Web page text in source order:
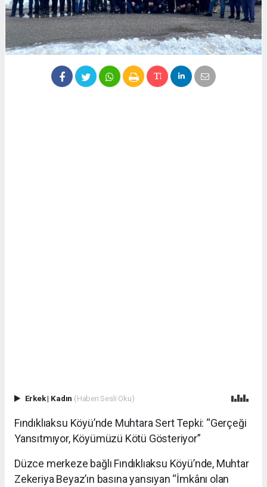
Erkek| Kadın (Haberi Sesli Oku)
Fındıklıaksu Köyü’nde Muhtara Sert Tepki: “Gerçeği
Yansıtmıyor, Köyümüzü Kötü Gösteriyor”
Düzce merkeze bağlı Fındıklıaksu Köyü’nde, Muhtar
Zekeriya Beyaz’ın basına yansıyan “İmkânı olan